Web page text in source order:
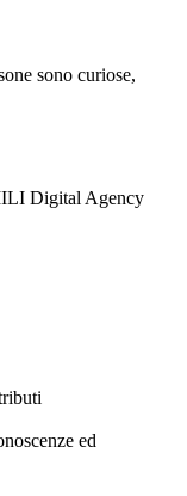
sono curiose,
ed